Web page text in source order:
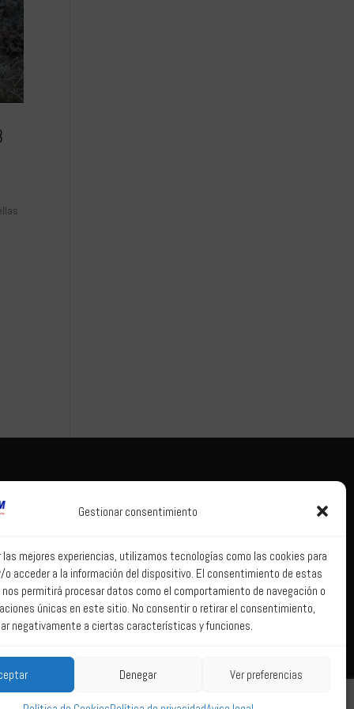
Gestionar consentimiento
las mejores experiencias, utilizamos tecnologías como las cookies para
o acceder a la información del dispositivo. El consentimiento de estas
permitirá procesar datos como el comportamiento de navegación o
únicas en este sitio. No consentir o retirar el consentimiento,
negativamente a ciertas características y funciones.
Denegar Ver preferencias
privacidad
Política de Sistema
Interno de
Información
Política de Cookies
Correo web